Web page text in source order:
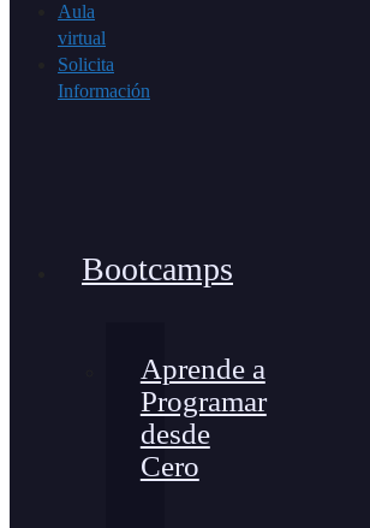
Aula
virtual
Solicita
Información
Bootcamps
Aprende a
Programar
desde
Cero